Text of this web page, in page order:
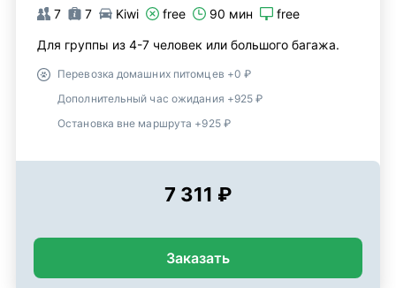
7 7 Kiwi free 90 мин free
Для группы из 4-7 человек или большого багажа.
Перевозка домашних питомцев +0 ₽
Дополнительный час ожидания +925 ₽
Остановка вне маршрута +925 ₽
7 311 ₽
Заказать